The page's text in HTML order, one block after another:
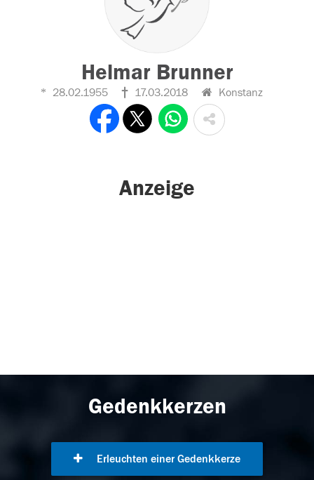
Helmar Brunner
28.02.1955 17.03.2018 Konstanz
Anzeige
Gedenkkerzen
Erleuchten einer Gedenkkerze